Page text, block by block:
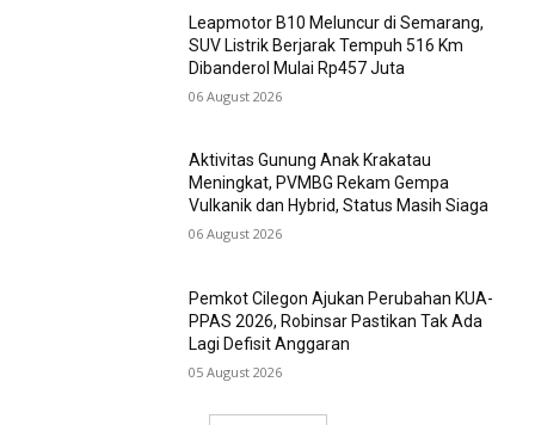
Leapmotor B10 Meluncur di Semarang,
SUV Listrik Berjarak Tempuh 516 Km
Dibanderol Mulai Rp457 Juta
06 August 2026
Aktivitas Gunung Anak Krakatau
Meningkat, PVMBG Rekam Gempa
Vulkanik dan Hybrid, Status Masih Siaga
06 August 2026
Pemkot Cilegon Ajukan Perubahan KUA-
PPAS 2026, Robinsar Pastikan Tak Ada
Lagi Defisit Anggaran
05 August 2026